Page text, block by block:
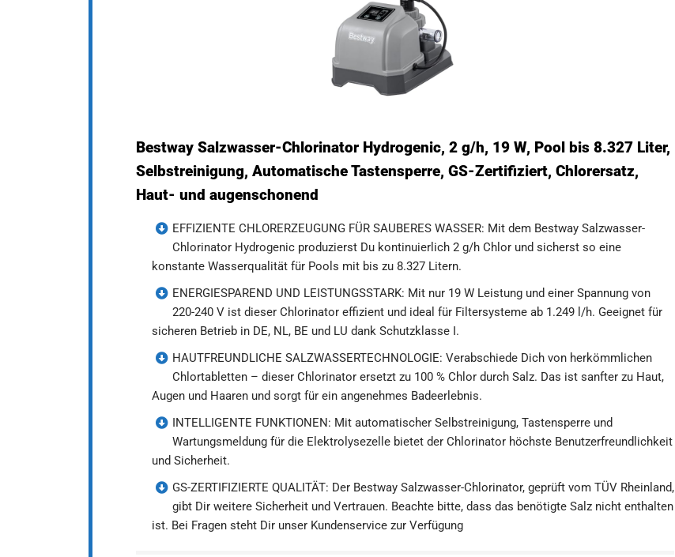
Bestway Salzwasser-Chlorinator Hydrogenic, 2 g/h, 19 W, Pool bis 8.327 Liter,
Selbstreinigung, Automatische Tastensperre, GS-Zertifiziert, Chlorersatz,
Haut- und augenschonend
EFFIZIENTE CHLORERZEUGUNG FÜR SAUBERES WASSER: Mit dem Bestway Salzwasser-
Chlorinator Hydrogenic produzierst Du kontinuierlich 2 g/h Chlor und sicherst so eine
konstante Wasserqualität für Pools mit bis zu 8.327 Litern.
ENERGIESPAREND UND LEISTUNGSSTARK: Mit nur 19 W Leistung und einer Spannung von
220-240 V ist dieser Chlorinator effizient und ideal für Filtersysteme ab 1.249 l/h. Geeignet für
sicheren Betrieb in DE, NL, BE und LU dank Schutzklasse I.
HAUTFREUNDLICHE SALZWASSERTECHNOLOGIE: Verabschiede Dich von herkömmlichen
Chlortabletten – dieser Chlorinator ersetzt zu 100 % Chlor durch Salz. Das ist sanfter zu Haut,
Augen und Haaren und sorgt für ein angenehmes Badeerlebnis.
INTELLIGENTE FUNKTIONEN: Mit automatischer Selbstreinigung, Tastensperre und
Wartungsmeldung für die Elektrolysezelle bietet der Chlorinator höchste Benutzerfreundlichkeit
und Sicherheit.
GS-ZERTIFIZIERTE QUALITÄT: Der Bestway Salzwasser-Chlorinator, geprüft vom TÜV Rheinland,
gibt Dir weitere Sicherheit und Vertrauen. Beachte bitte, dass das benötigte Salz nicht enthalten
ist. Bei Fragen steht Dir unser Kundenservice zur Verfügung